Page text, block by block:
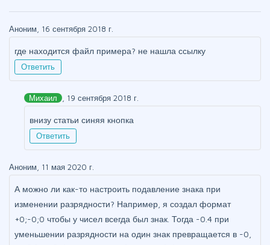
Аноним, 16 сентября 2018 г.
где находится файл примера? не нашла ссылку
Ответить
Михаил , 19 сентября 2018 г.
внизу статьи синяя кнопка
Ответить
Аноним, 11 мая 2020 г.
А можно ли как-то настроить подавление знака при
изменении разрядности? Например, я создал формат
+0;-0;0 чтобы у чисел всегда был знак. Тогда -0.4 при
уменьшении разрядности на один знак превращается в -0,